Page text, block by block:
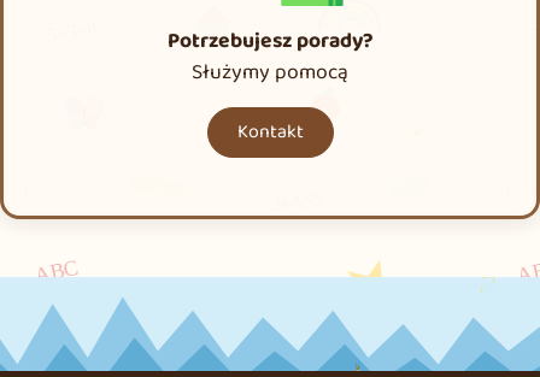
Potrzebujesz porady?
Służymy pomocą
Kontakt